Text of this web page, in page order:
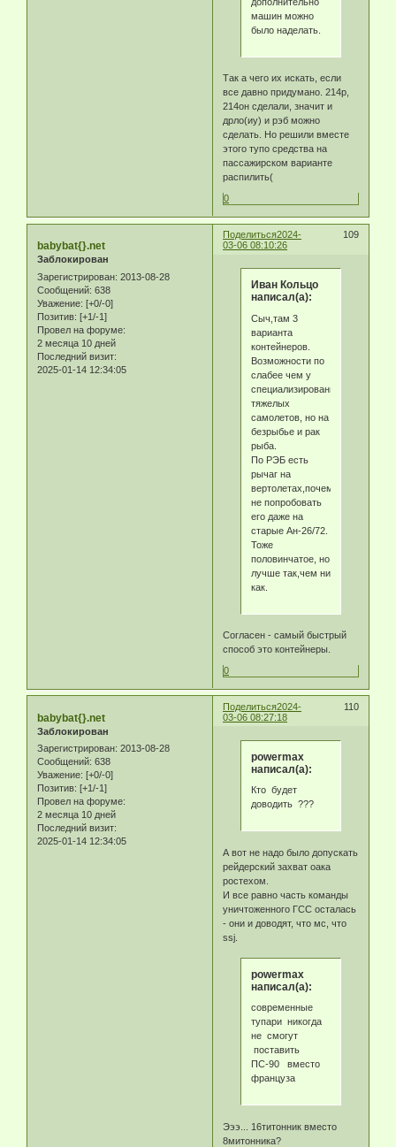
машин можно
было наделать.
Так а чего их искать, если
все давно придумано. 214р,
214он сделали, значит и
дрло(иу) и рэб можно
сделать. Но решили вместе
этого тупо средства на
пассажирском варианте
распилить(
0
Поделиться 109
2024-
03-06 08:10:26
babybat{}.net
Заблокирован
Зарегистрирован: 2013-08-28
Сообщений: 638
Уважение: [+0/-0]
Позитив: [+1/-1]
Провел на форуме:
2 месяца 10 дней
Последний визит:
2025-01-14 12:34:05
Иван Кольцо
написал(а):
Сыч,там 3
варианта
контейнеров.
Возможности по
слабее чем у
специализированых
тяжелых
самолетов, но на
безрыбье и рак
рыба.
По РЭБ есть
рычаг на
вертолетах,почему
не попробовать
его даже на
старые Ан-26/72.
Тоже
половинчатое, но
лучше так,чем ни
как.
Согласен - самый быстрый
способ это контейнеры.
0
Поделиться 110
2024-
03-06 08:27:18
babybat{}.net
Заблокирован
Зарегистрирован: 2013-08-28
Сообщений: 638
Уважение: [+0/-0]
Позитив: [+1/-1]
Провел на форуме:
2 месяца 10 дней
Последний визит:
2025-01-14 12:34:05
powermax
написал(а):
Кто будет
доводить ???
А вот не надо было допускать
рейдерский захват оака
ростехом.
И все равно часть команды
уничтоженного ГСС осталась
- они и доводят, что мс, что
ssj.
powermax
написал(а):
современные
тупари никогда
не смогут
поставить
ПС-90 вместо
француза
Эээ... 16титонник вместо
8митонника?